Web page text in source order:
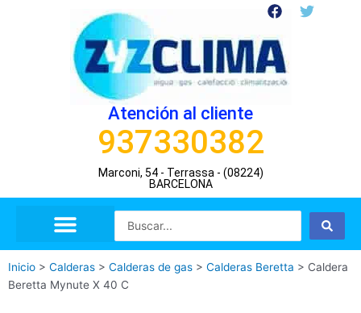
F
e
b
o
T
Atención al cliente
937330382
Marconi, 54 - Terrassa - (08224)
BARCELONA
Search
Inicio > Calderas > Calderas de gas > Calderas Beretta > Caldera
Beretta Mynute X 40 C